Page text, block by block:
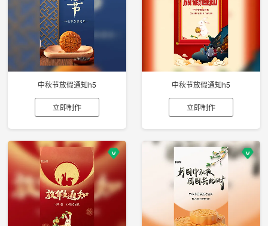
中秋节放假通知h5
立即制作
中秋节放假通知h5
立即制作